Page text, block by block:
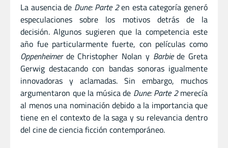
La ausencia de Dune: Parte 2en esta categoría generó
especulaciones sobre los motivos detrás de la
decisión. Algunos sugieren que la competencia este
año fue particularmente fuerte, con películas como
Oppenheimerde Christopher Nolan y Barbiede Greta
Gerwig destacando con bandas sonoras igualmente
innovadoras y aclamadas. Sin embargo, muchos
argumentaron que la música de Dune: Parte 2merecía
al menos una nominación debido a la importancia que
tiene en el contexto de la saga y su relevancia dentro
del cine de ciencia ficción contemporáneo.